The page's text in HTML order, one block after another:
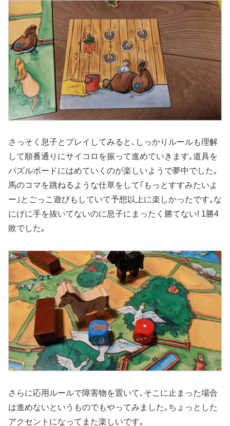
さっそく息子とプレイしてみると､しっかりルールも理解
して順番通りにサイコロを振って進めていきます｡道具を
パズルボードにはめていくのが楽しいようで夢中でした｡
馬のコマを跳ねるような仕草をして｢もっとすすみたいよ
ー｣とごっこ遊びもしていて予想以上に楽しかったです｡な
にげに手を抜いてないのに息子にまったく勝てない! 1勝4
敗でした｡
さらに応用ルールで障害物を置いて､そこに止まった場合
は進めないというものでもやってみました｡ちょっとした
アクセントになってまた楽しいです｡